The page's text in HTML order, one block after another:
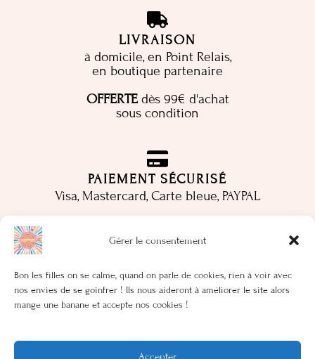
Gérer le consentement
Bon les filles on se calme, quand on parle de cookies, rien à voir avec
nos envies de se goinfrer ! Ils nous aideront à améliorer le site alors
mange une banane et accepte nos cookies !
Accepter
LIVRAISON
à domicile, en Point Relais,
en boutique partenaire
OFFERTEdès 99€ d'achat
sous condition
PAIEMENT SÉCURISÉ
Visa, Mastercard, Carte bleue, PAYPAL
Rendez-vous un Mardi sur deux via Instagram et
Facebook pour nos lives entre copines